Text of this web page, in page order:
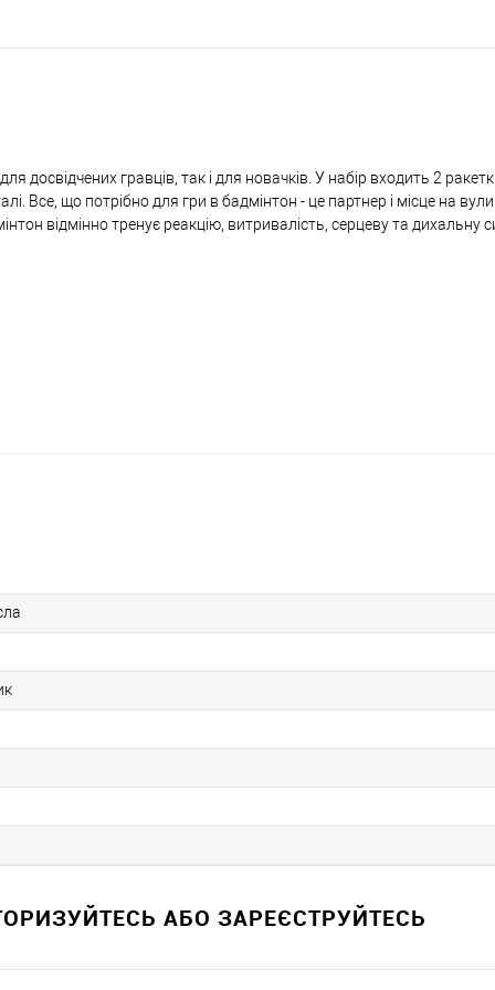
досвідчених гравців, так і для новачків. У набір входить 2
Все, що потрібно для гри в бадмінтон - це партнер і місце на
відмінно тренує реакцію, витривалість, серцеву та дихальну
АБО ЗАРЕЄСТРУЙТЕСЬ